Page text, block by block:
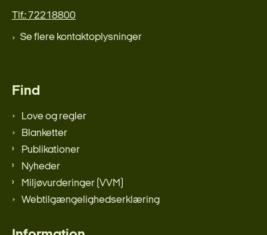
Tlf.: 72218800
Se flere kontaktoplysninger
Find
Love og regler
Blanketter
Publikationer
Nyheder
Miljøvurderinger (VVM)
Webtilgængelighedserklæring